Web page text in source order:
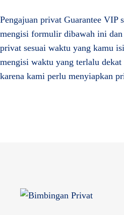
Pengajuan privat Guarantee VIP
mengisi formulir dibawah ini
privat sesuai waktu yang kamu
mengisi waktu yang terlalu
karena kami perlu menyiapkan